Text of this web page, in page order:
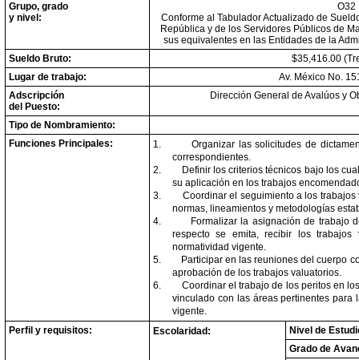
Grupo, grado
y nivel:
O32
Conforme al Tabulador Actualizado de
República y de los Servidores Públicos de
sus equivalentes en las Entidades de la
Sueldo Bruto:
$35,416.00
Lugar de trabajo:
Av. México No.
Adscripción
del Puesto:
Dirección General de Avalúos y
Tipo de Nombramiento:
Funciones Principales:
1.
Organizar las solicitudes de
correspondientes.
2.
Definir los criterios técnicos bajo los
su aplicación en los trabajos
3.
Coordinar el seguimiento a los
normas, lineamientos y metodologías
4.
Formalizar la asignación de trabajo
respecto se emita, recibir los trabajos
normatividad vigente.
5.
Participar en las reuniones del cuerpo
aprobación de los trabajos valuatorios.
6.
Coordinar el trabajo de los peritos en
vinculado con las áreas pertinentes
vigente.
Perfil y requisitos:
Escolaridad:
Nivel de
Grado de